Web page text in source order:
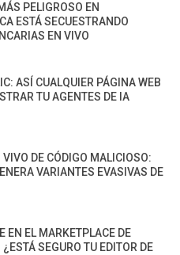
PELIGROSO EN
ESTÁ SECUESTRANDO
EN VIVO
ASÍ CUALQUIER PÁGINA WEB
TU AGENTES DE IA
VIVO DE CÓDIGO MALICIOSO:
VARIANTES EVASIVAS DE
EN EL MARKETPLACE DE
SEGURO TU EDITOR DE